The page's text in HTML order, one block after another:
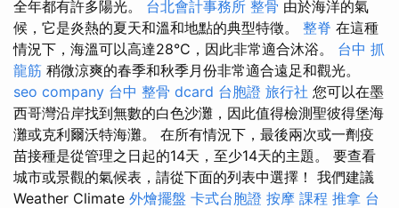
全年都有許多陽光。 台北會計事務所 整骨 由於海洋的氣
候，它是炎熱的夏天和溫和地點的典型特徵。 整脊 在這種
情況下，海溫可以高達28°C，因此非常適合沐浴。 台中 抓
龍筋 稍微涼爽的春季和秋季月份非常適合遠足和觀光。
seo company 台中 整骨 dcard 台胞證 旅行社 您可以在墨
西哥灣沿岸找到無數的白色沙灘，因此值得檢測聖彼得堡海
灘或克利爾沃特海灘。 在所有情況下，最後兩次或一劑疫
苗接種是從管理之日起的14天，至少14天的主題。 要查看
城市或景觀的氣候表，請從下面的列表中選擇！ 我們建議
Weather Climate 外燴擺盤 卡式台胞證 按摩 課程 推拿 台